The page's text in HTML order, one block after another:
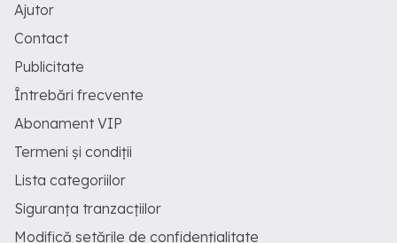
Ajutor
Contact
Publicitate
Întrebări frecvente
Abonament VIP
Termeni și condiții
Lista categoriilor
Siguranța tranzacțiilor
Modifică setările de confidențialitate